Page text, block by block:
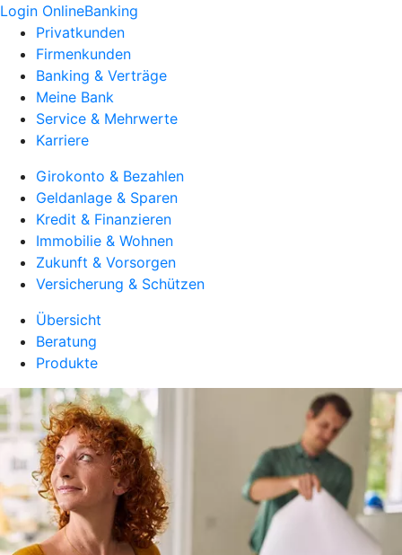
Login OnlineBanking
Privatkunden
Firmenkunden
Banking & Verträge
Meine Bank
Service & Mehrwerte
Karriere
Girokonto & Bezahlen
Geldanlage & Sparen
Kredit & Finanzieren
Immobilie & Wohnen
Zukunft & Vorsorgen
Versicherung & Schützen
Übersicht
Beratung
Produkte